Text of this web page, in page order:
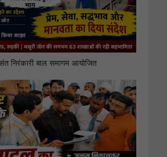
निरंकारी बाल समागम आयोजित